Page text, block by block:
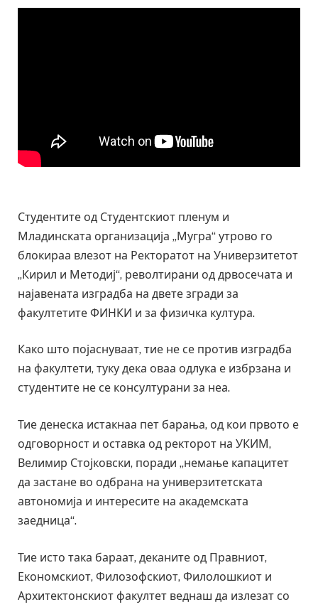
Студентите од Студентскиот пленум и
Младинската организација „Мугра“ утрово го
блокираа влезот на Ректоратот на Универзитетот
„Кирил и Методиј“, револтирани од дрвосечата и
најавената изградба на двете згради за
факултетите ФИНКИ и за физичка култура.
Како што појаснуваат, тие не се против изградба
на факултети, туку дека оваа одлука е избрзана и
студентите не се консултурани за неа.
Тие денеска истакнаа пет барања, од кои првото е
одговорност и оставка од ректорот на УКИМ,
Велимир Стојковски, поради „немање капацитет
да застане во одбрана на универзитетската
автономија и интересите на академската
заедница“.
Тие исто така бараат, деканите од Правниот,
Економскиот, Филозофскиот, Филолошкиот и
Архитектонскиот факултет веднаш да излезат со